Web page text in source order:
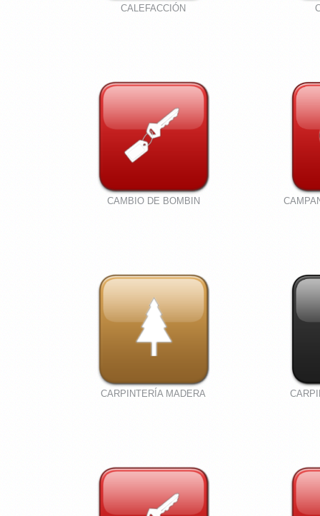
CALEFACCIÓN
CAMBIO DE BOMBIN
CARPINTERÍA MADERA